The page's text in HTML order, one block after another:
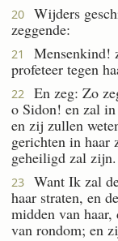
20
Wijders
zeggende:
21
Mensenkind!
profeteer tegen
22 En zeg: Zo
o Sidon! en zal
en zij zullen
gerichten in haar
geheiligd zal zijn.
23
Want Ik zal
haar straten, en
midden van
van rondom; en